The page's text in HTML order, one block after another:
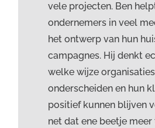
vele projecten. Ben
ondernemers in veel
het ontwerp van hun
campagnes. Hij denkt
welke wijze
onderscheiden en hun
positief kunnen blijven
net dat ene beetje